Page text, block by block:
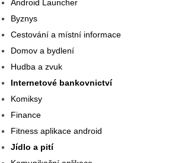
Android Launcher
Byznys
Cestování a místní informace
Domov a bydlení
Hudba a zvuk
Internetové bankovnictví
Komiksy
Finance
Fitness aplikace android
Jídlo a pití